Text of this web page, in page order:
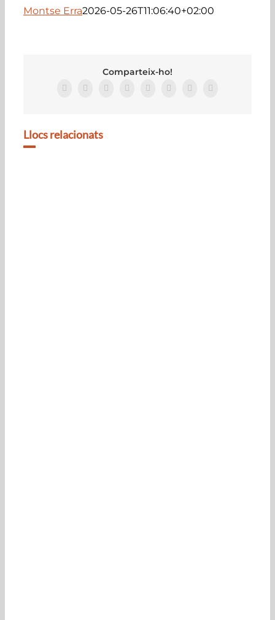
Montse Erra2026-05-26T11:06:40+02:00
Comparteix-ho!
FacebookTwitter Reddit LinkedInTumblr Pinterest
Llocs relacionats